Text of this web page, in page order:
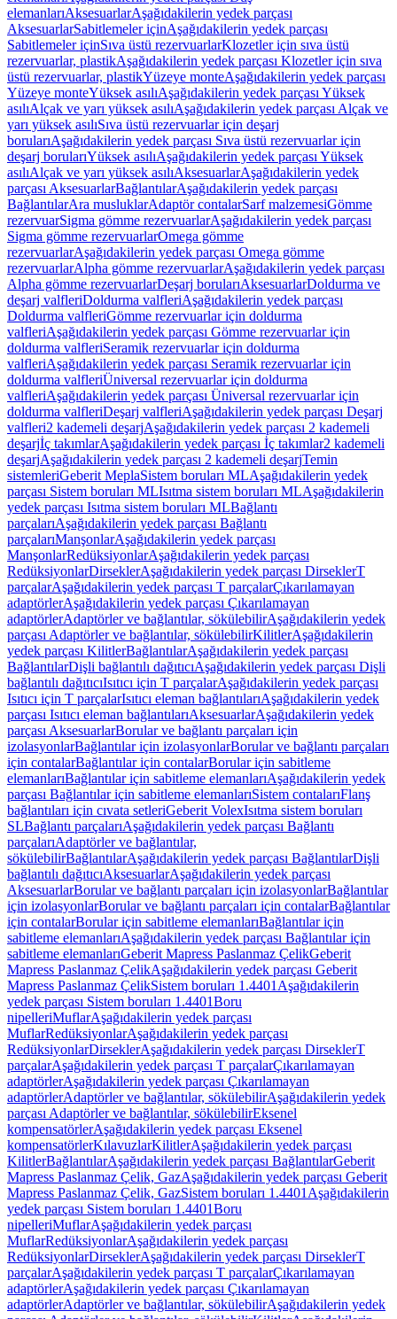
elemanlarıAksesuarlarAşağıdakilerin yedek parçası
AksesuarlarSabitlemeler içinAşağıdakilerin yedek parçası
Sabitlemeler içinSıva üstü rezervuarlarKlozetler için sıva üstü
rezervuarlar, plastikAşağıdakilerin yedek parçası Klozetler için sıva
üstü rezervuarlar, plastikYüzeye monteAşağıdakilerin yedek parçası
Yüzeye monteYüksek asılıAşağıdakilerin yedek parçası Yüksek
asılıAlçak ve yarı yüksek asılıAşağıdakilerin yedek parçası Alçak ve
yarı yüksek asılıSıva üstü rezervuarlar için deşarj
borularıAşağıdakilerin yedek parçası Sıva üstü rezervuarlar için
deşarj borularıYüksek asılıAşağıdakilerin yedek parçası Yüksek
asılıAlçak ve yarı yüksek asılıAksesuarlarAşağıdakilerin yedek
parçası AksesuarlarBağlantılarAşağıdakilerin yedek parçası
BağlantılarAra musluklarAdaptör contalarSarf malzemesiGömme
rezervuarSigma gömme rezervuarlarAşağıdakilerin yedek parçası
Sigma gömme rezervuarlarOmega gömme
rezervuarlarAşağıdakilerin yedek parçası Omega gömme
rezervuarlarAlpha gömme rezervuarlarAşağıdakilerin yedek parçası
Alpha gömme rezervuarlarDeşarj borularıAksesuarlarDoldurma ve
deşarj valfleriDoldurma valfleriAşağıdakilerin yedek parçası
Doldurma valfleriGömme rezervuarlar için doldurma
valfleriAşağıdakilerin yedek parçası Gömme rezervuarlar için
doldurma valfleriSeramik rezervuarlar için doldurma
valfleriAşağıdakilerin yedek parçası Seramik rezervuarlar için
doldurma valfleriÜniversal rezervuarlar için doldurma
valfleriAşağıdakilerin yedek parçası Üniversal rezervuarlar için
doldurma valfleriDeşarj valfleriAşağıdakilerin yedek parçası Deşarj
valfleri2 kademeli deşarjAşağıdakilerin yedek parçası 2 kademeli
deşarjİç takımlarAşağıdakilerin yedek parçası İç takımlar2 kademeli
deşarjAşağıdakilerin yedek parçası 2 kademeli deşarjTemin
sistemleriGeberit MeplaSistem boruları MLAşağıdakilerin yedek
parçası Sistem boruları MLIsıtma sistem boruları MLAşağıdakilerin
yedek parçası Isıtma sistem boruları MLBağlantı
parçalarıAşağıdakilerin yedek parçası Bağlantı
parçalarıManşonlarAşağıdakilerin yedek parçası
ManşonlarRedüksiyonlarAşağıdakilerin yedek parçası
RedüksiyonlarDirseklerAşağıdakilerin yedek parçası DirseklerT
parçalarAşağıdakilerin yedek parçası T parçalarÇıkarılamayan
adaptörlerAşağıdakilerin yedek parçası Çıkarılamayan
adaptörlerAdaptörler ve bağlantılar, sökülebilirAşağıdakilerin yedek
parçası Adaptörler ve bağlantılar, sökülebilirKilitlerAşağıdakilerin
yedek parçası KilitlerBağlantılarAşağıdakilerin yedek parçası
BağlantılarDişli bağlantılı dağıtıcıAşağıdakilerin yedek parçası Dişli
bağlantılı dağıtıcıIsıtıcı için T parçalarAşağıdakilerin yedek parçası
Isıtıcı için T parçalarIsıtıcı eleman bağlantılarıAşağıdakilerin yedek
parçası Isıtıcı eleman bağlantılarıAksesuarlarAşağıdakilerin yedek
parçası AksesuarlarBorular ve bağlantı parçaları için
izolasyonlarBağlantılar için izolasyonlarBorular ve bağlantı parçaları
için contalarBağlantılar için contalarBorular için sabitleme
elemanlarıBağlantılar için sabitleme elemanlarıAşağıdakilerin yedek
parçası Bağlantılar için sabitleme elemanlarıSistem contalarıFlanş
bağlantıları için cıvata setleriGeberit VolexIsıtma sistem boruları
SLBağlantı parçalarıAşağıdakilerin yedek parçası Bağlantı
parçalarıAdaptörler ve bağlantılar,
sökülebilirBağlantılarAşağıdakilerin yedek parçası BağlantılarDişli
bağlantılı dağıtıcıAksesuarlarAşağıdakilerin yedek parçası
AksesuarlarBorular ve bağlantı parçaları için izolasyonlarBağlantılar
için izolasyonlarBorular ve bağlantı parçaları için contalarBağlantılar
için contalarBorular için sabitleme elemanlarıBağlantılar için
sabitleme elemanlarıAşağıdakilerin yedek parçası Bağlantılar için
sabitleme elemanlarıGeberit Mapress Paslanmaz ÇelikGeberit
Mapress Paslanmaz ÇelikAşağıdakilerin yedek parçası Geberit
Mapress Paslanmaz ÇelikSistem boruları 1.4401 Aşağıdakilerin
yedek parçası Sistem boruları 1.4401Boru
nipelleriMuflarAşağıdakilerin yedek parçası
MuflarRedüksiyonlarAşağıdakilerin yedek parçası
RedüksiyonlarDirseklerAşağıdakilerin yedek parçası DirseklerT
parçalarAşağıdakilerin yedek parçası T parçalarÇıkarılamayan
adaptörlerAşağıdakilerin yedek parçası Çıkarılamayan
adaptörlerAdaptörler ve bağlantılar, sökülebilirAşağıdakilerin yedek
parçası Adaptörler ve bağlantılar, sökülebilirEksenel
kompensatörlerAşağıdakilerin yedek parçası Eksenel
kompensatörlerKılavuzlarKilitlerAşağıdakilerin yedek parçası
KilitlerBağlantılarAşağıdakilerin yedek parçası BağlantılarGeberit
Mapress Paslanmaz Çelik, GazAşağıdakilerin yedek parçası Geberit
Mapress Paslanmaz Çelik, GazSistem boruları 1.4401 Aşağıdakilerin
yedek parçası Sistem boruları 1.4401Boru
nipelleriMuflarAşağıdakilerin yedek parçası
MuflarRedüksiyonlarAşağıdakilerin yedek parçası
RedüksiyonlarDirseklerAşağıdakilerin yedek parçası DirseklerT
parçalarAşağıdakilerin yedek parçası T parçalarÇıkarılamayan
adaptörlerAşağıdakilerin yedek parçası Çıkarılamayan
adaptörlerAdaptörler ve bağlantılar, sökülebilirAşağıdakilerin yedek